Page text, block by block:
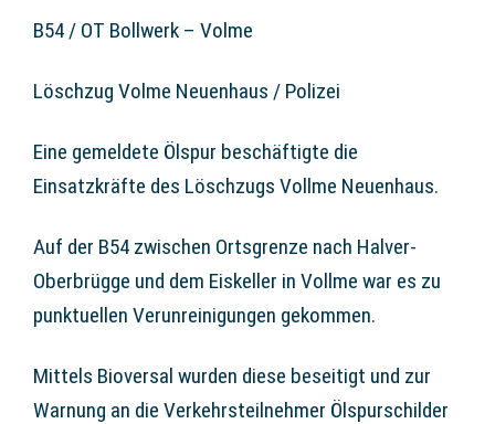
B54 / OT Bollwerk – Volme
Löschzug Volme Neuenhaus / Polizei
Eine gemeldete Ölspur beschäftigte die
Einsatzkräfte des Löschzugs Vollme Neuenhaus.
Auf der B54 zwischen Ortsgrenze nach Halver-
Oberbrügge und dem Eiskeller in Vollme war es zu
punktuellen Verunreinigungen gekommen.
Mittels Bioversal wurden diese beseitigt und zur
Warnung an die Verkehrsteilnehmer Ölspurschilder